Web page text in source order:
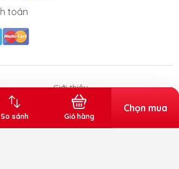
So sánh Giỏ hàng
Chọn mua
toán
Giới thiệu